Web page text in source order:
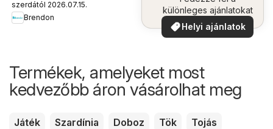
szerdától 2026.07.15.
Brendon
különleges ajánlatokat
Helyi ajánlatok
Termékek, amelyeket most
kedvezőbb áron vásárolhat meg
Játék Szardínia Doboz Tök
Tojás